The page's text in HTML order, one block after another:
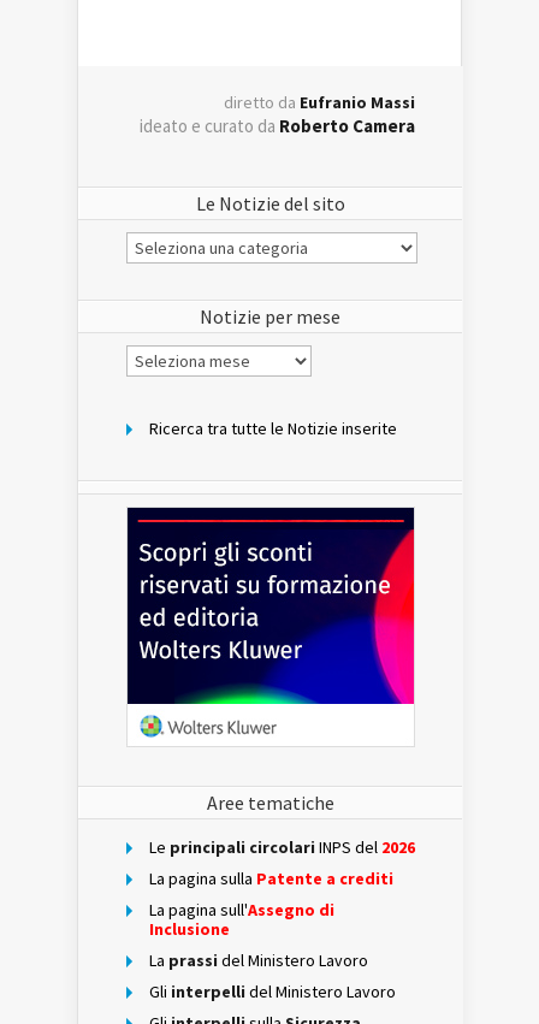
diretto da Eufranio Massi
ideato e curato da Roberto Camera
Le Notizie del sito
Le
Notizie
Notizie per mese
Notizie
per
Ricerca tra tutte le Notizie inserite
Aree tematiche
Le principali circolari INPS del 2026
La pagina sulla Patente a crediti
La pagina sull'Assegno di
Inclusione
La prassi del Ministero Lavoro
Gli interpelli del Ministero Lavoro